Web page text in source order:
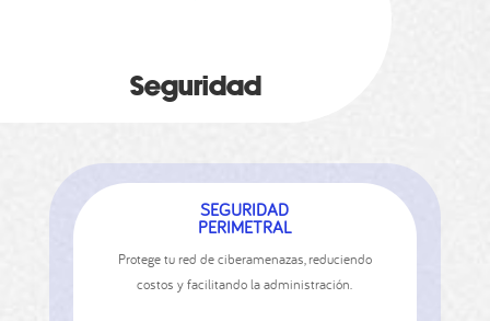
Seguridad
SEGURIDAD
PERIMETRAL
Protege tu red de ciberamenazas, reduciendo
costos y facilitando la administración.